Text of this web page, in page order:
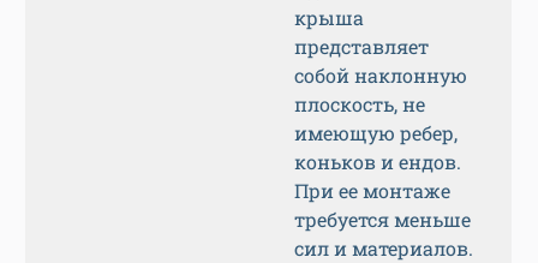
крыша
представляет
собой наклонную
плоскость, не
имеющую ребер,
коньков и ендов.
При ее монтаже
требуется меньше
сил и материалов.